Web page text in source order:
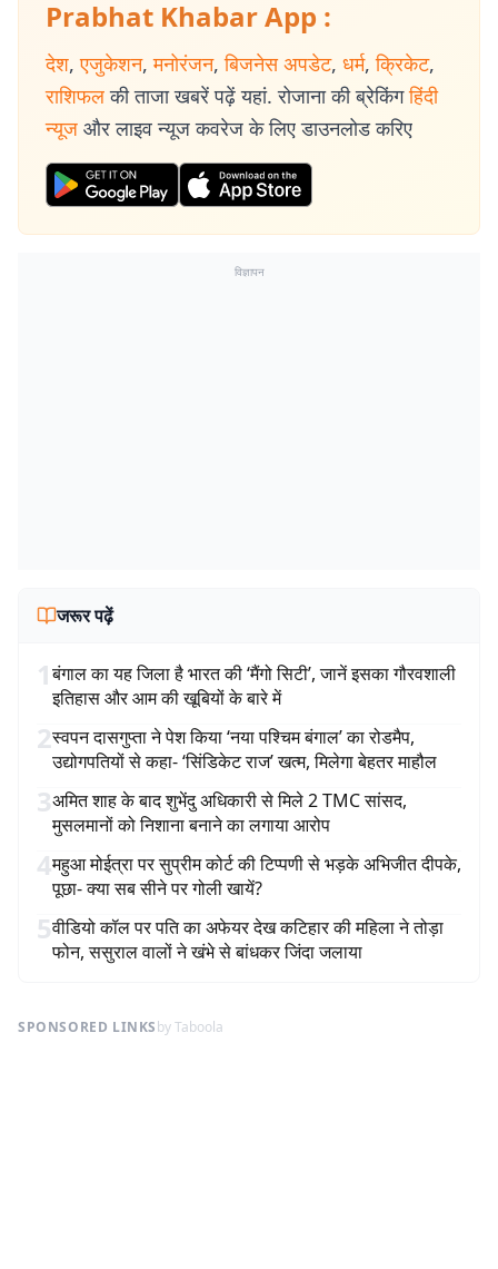
Prabhat Khabar App :
देश, एजुकेशन, मनोरंजन, बिजनेस अपडेट, धर्म, क्रिकेट,
राशिफल की ताजा खबरें पढ़ें यहां. रोजाना की ब्रेकिंग हिंदी
न्यूज और लाइव न्यूज कवरेज के लिए डाउनलोड करिए
विज्ञापन
जरूर पढ़ें
1बंगाल का यह जिला है भारत की ‘मैंगो सिटी’, जानें इसका गौरवशाली
इतिहास और आम की खूबियों के बारे में
2स्वपन दासगुप्ता ने पेश किया ‘नया पश्चिम बंगाल’ का रोडमैप,
उद्योगपतियों से कहा- ‘सिंडिकेट राज’ खत्म, मिलेगा बेहतर माहौल
3अमित शाह के बाद शुभेंदु अधिकारी से मिले 2 TMC सांसद,
मुसलमानों को निशाना बनाने का लगाया आरोप
4महुआ मोईत्रा पर सुप्रीम कोर्ट की टिप्पणी से भड़के अभिजीत दीपके,
पूछा- क्या सब सीने पर गोली खायें?
5वीडियो कॉल पर पति का अफेयर देख कटिहार की महिला ने तोड़ा
फोन, ससुराल वालों ने खंभे से बांधकर जिंदा जलाया
SPONSORED LINKSby Taboola